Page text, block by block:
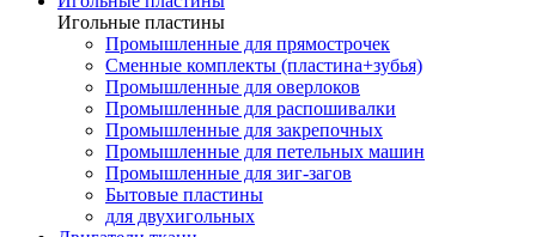
Игольные пластины
Промышленные для прямострочек
Сменные комплекты (пластина+зубья)
Промышленные для оверлоков
Промышленные для распошивалки
Промышленные для закрепочных
Промышленные для петельных машин
Промышленные для зиг-загов
Бытовые пластины
для двухигольных